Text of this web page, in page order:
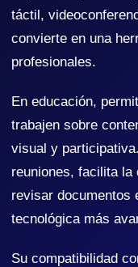
táctil,
convierte en una
profesionales.
En educación,
trabajen sobre
visual y
reuniones, facilita
revisar documentos
tecnológica más
Su compatibilidad